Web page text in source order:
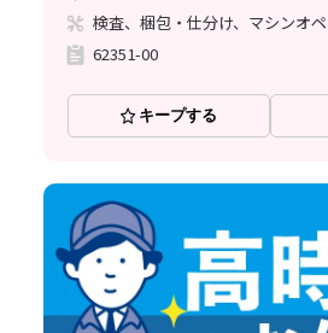
62351-00
キープする